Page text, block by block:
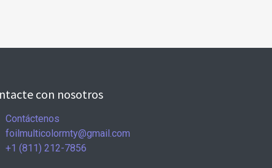
con nosotros
Contáctenos
foilmulticolormty@gmail.com
+1 (811) 212-7856